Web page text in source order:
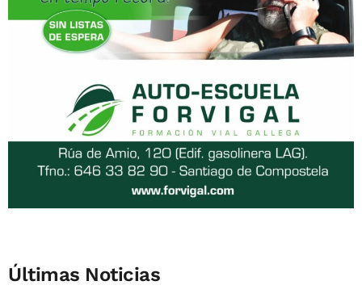
Últimas Noticias